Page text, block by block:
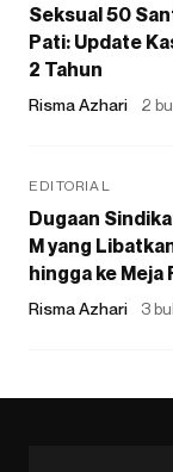
Seksual 50
Pati: Update
2 Tahun
Risma Azhari 2
EDITORIAL
Dugaan
M yang
hingga ke Meja
Risma Azhari 3